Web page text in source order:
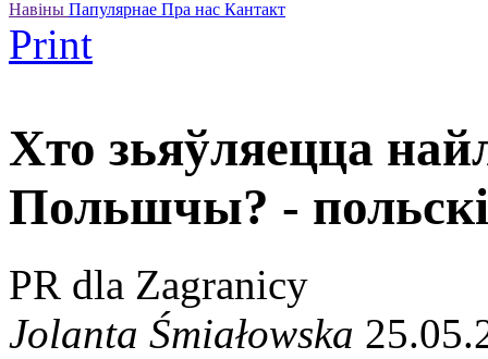
Навіны Папулярнае Пра нас Кантакт
Print
Хто зьяўляецца
Польшчы? -
PR dla Zagranicy
Jolanta Śmiałowska